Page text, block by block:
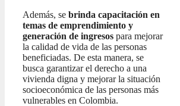
Además, se brinda capacitación en
temas de emprendimiento y
generación de ingresos para mejorar
la calidad de vida de las personas
beneficiadas. De esta manera, se
busca garantizar el derecho a una
vivienda digna y mejorar la situación
socioeconómica de las personas más
vulnerables en Colombia.